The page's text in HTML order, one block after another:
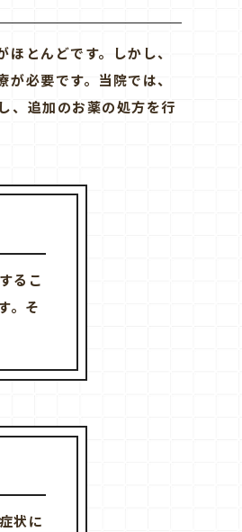
とんどです。しかし、
必要です。当院では、
、追加のお薬の処方を行
るこ
。そ
状に